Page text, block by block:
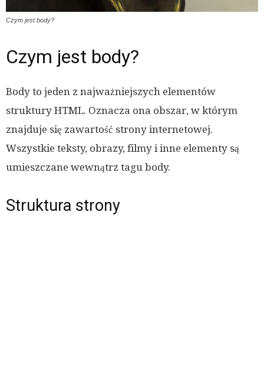
Czym jest body?
Czym jest body?
Body to jeden z najważniejszych elementów
struktury HTML. Oznacza ona obszar, w którym
znajduje się zawartość strony internetowej.
Wszystkie teksty, obrazy, filmy i inne elementy są
umieszczane wewnątrz tagu body.
Struktura strony